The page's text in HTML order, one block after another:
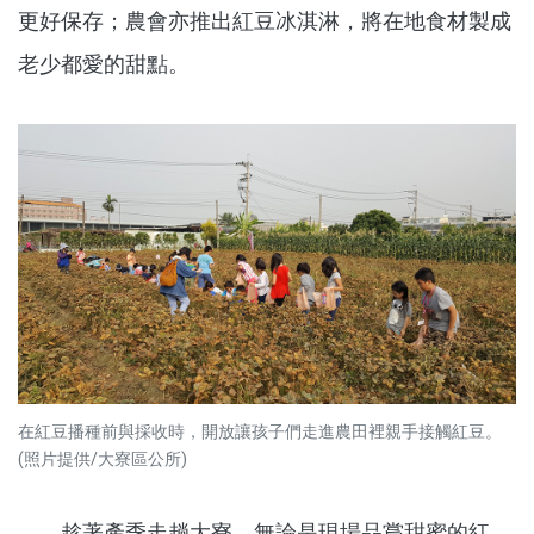
更好保存；農會亦推出紅豆冰淇淋，將在地食材製成
老少都愛的甜點。
在紅豆播種前與採收時，開放讓孩子們走進農田裡親手接觸紅豆。
(照片提供/大寮區公所)